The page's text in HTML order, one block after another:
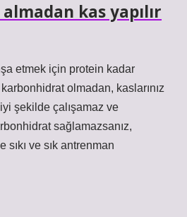
kas yapılır
etmek için protein kadar
olmadan, kaslarınız
şekilde çalışamaz ve
sağlamazsanız,
ve sık antrenman